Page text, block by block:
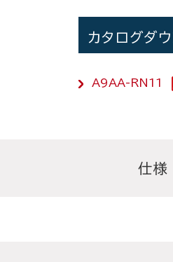
カタログダ
A9AA-RN11
仕様